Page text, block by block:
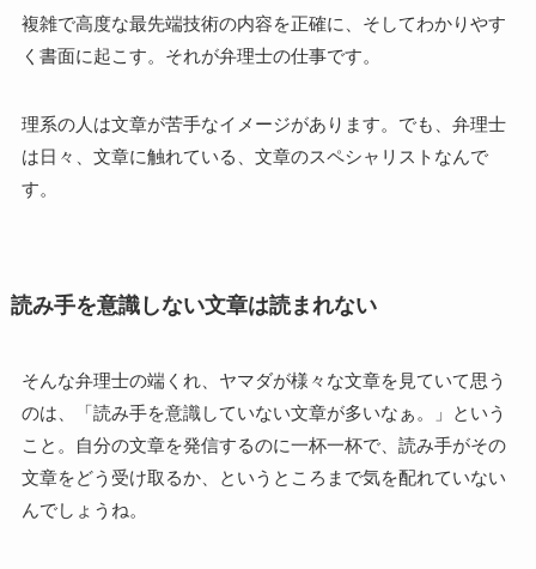
複雑で高度な最先端技術の内容を正確に、そしてわかりやす
く書面に起こす。それが弁理士の仕事です。
理系の人は文章が苦手なイメージがあります。でも、弁理士
は日々、文章に触れている、文章のスペシャリストなんで
す。
読み手を意識しない文章は読まれない
そんな弁理士の端くれ、ヤマダが様々な文章を見ていて思う
のは、「読み手を意識していない文章が多いなぁ。」という
こと。自分の文章を発信するのに一杯一杯で、読み手がその
文章をどう受け取るか、というところまで気を配れていない
んでしょうね。